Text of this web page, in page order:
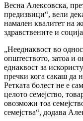
Весна Алексовска,
предизвици“, вели
намален квалитет на
здравствените и
„Нееднаквост во
општеството, затоа и
еднаквост за
пречки кога сакаш да
Ретката болест не е
целото семејство,
овозможи тоа
семејства“, додава